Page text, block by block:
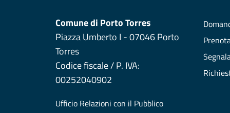
Comune di Porto Torres
Piazza Umberto I - 07046 Porto
Torres
Codice fiscale / P. IVA:
00252040902
Ufficio Relazioni con il Pubblico